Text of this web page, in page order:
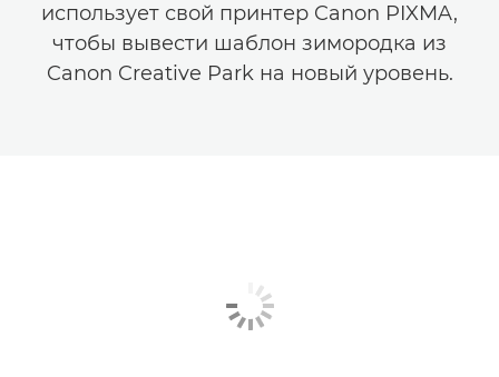
использует свой принтер Canon PIXMA,
чтобы вывести шаблон зимородка из
Canon Creative Park на новый уровень.